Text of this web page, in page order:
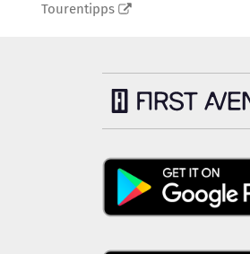
Tourentipps